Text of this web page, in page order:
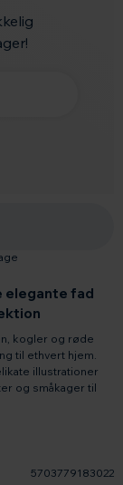
5703779183022
elegante fad
kogler og røde
til ethvert hjem.
illustrationer
og småkager til